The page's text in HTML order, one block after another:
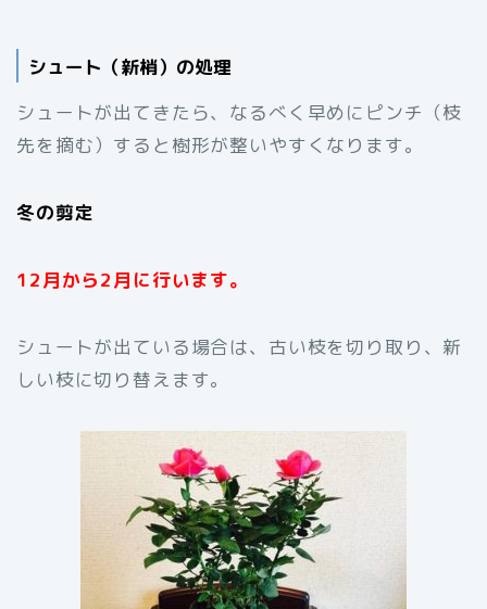
シュート（新梢）の処理
シュートが出てきたら、なるべく早めにピンチ（枝
先を摘む）すると樹形が整いやすくなります。
冬の剪定
12月から2月に行います。
シュートが出ている場合は、古い枝を切り取り、新
しい枝に切り替えます。